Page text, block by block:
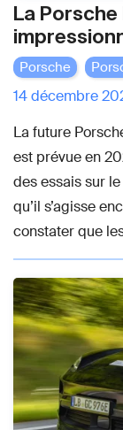
La
Porsche
14 décembre
La future
est prévue en
des essais sur
qu’il s’agisse
constater que